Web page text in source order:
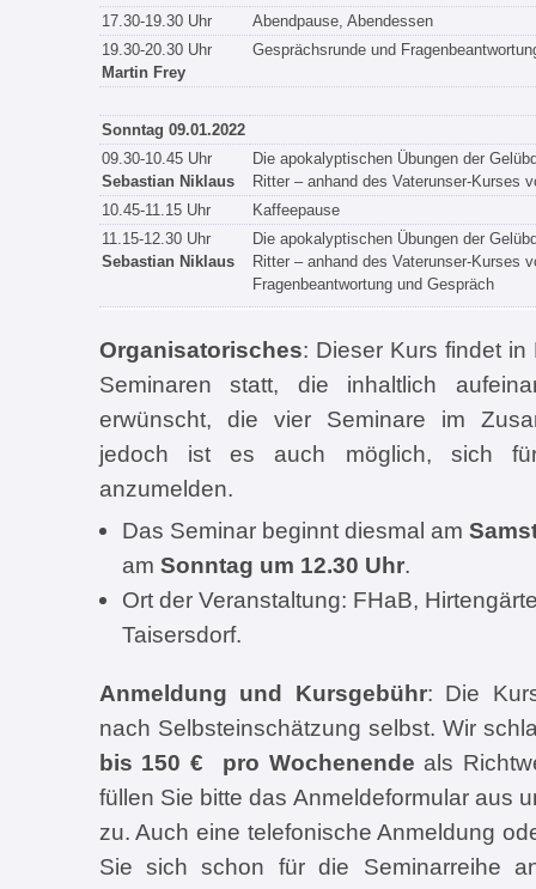
17.30-19.30 Uhr
Abendpause, Abendessen
19.30-20.30 Uhr
Martin Frey
Gesprächsrunde und
Sonntag 09.01.2022
09.30-10.45 Uhr
Sebastian Niklaus
Die apokalyptischen Übungen der
Ritter – anhand des Vaterunser-Kurses
10.45-11.15 Uhr
Kaffeepause
11.15-12.30 Uhr
Sebastian Niklaus
Die apokalyptischen Übungen der
Ritter – anhand des Vaterunser-Kurses
Fragenbeantwortung und Gespräch
Organisatorisches: Dieser Kurs findet
Seminaren statt, die inhaltlich
erwünscht, die vier Seminare im
jedoch ist es auch möglich, sich für
anzumelden.
Das Seminar beginnt diesmal am
am Sonntag um 12.30 Uhr.
Ort der Veranstaltung: FHaB,
Taisersdorf.
Anmeldung und Kursgebühr: Die
nach Selbsteinschätzung selbst. Wir
bis 150 € pro Wochenende als
füllen Sie bitte das Anmeldeformular aus
zu. Auch eine telefonische Anmeldung
Sie sich schon für die Seminarreihe